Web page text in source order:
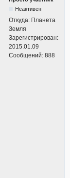
Неактивен
Откуда: Планета
Земля
Зарегистрирован:
2015.01.09
Сообщений: 888